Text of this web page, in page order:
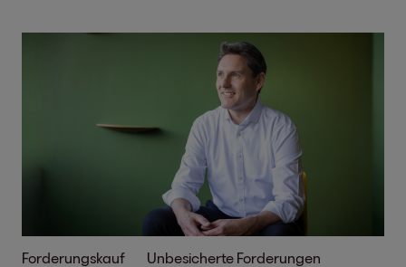
Forderungskauf Unbesicherte Forderungen